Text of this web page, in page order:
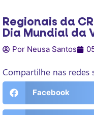
Regionais da
Dia Mundial da
Por Neusa Santos
Compartilhe nas redes
Facebook